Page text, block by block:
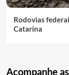
Rodovias
Catarina
Acompanhe